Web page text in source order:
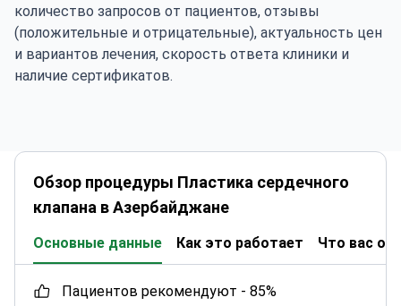
количество запросов от пациентов, отзывы
(положительные и отрицательные), актуальность цен
и вариантов лечения, скорость ответа клиники и
наличие сертификатов.
Обзор процедуры Пластика сердечного
клапана в Азербайджане
Основные данные Как это работает Что вас
пациентов рекомендуют - 85%